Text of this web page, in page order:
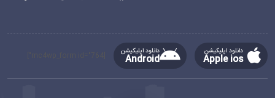
دانلود اپلیکیشن
Apple ios
دانلود اپلیکیشن
Android